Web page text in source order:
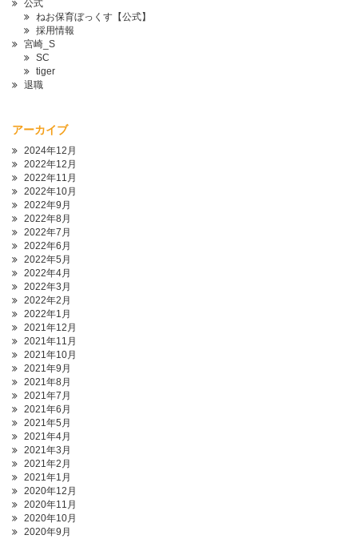
公式
ねお保育ぼっくす【公式】
採用情報
宮崎_S
SC
tiger
退職
アーカイブ
2024年12月
2022年12月
2022年11月
2022年10月
2022年9月
2022年8月
2022年7月
2022年6月
2022年5月
2022年4月
2022年3月
2022年2月
2022年1月
2021年12月
2021年11月
2021年10月
2021年9月
2021年8月
2021年7月
2021年6月
2021年5月
2021年4月
2021年3月
2021年2月
2021年1月
2020年12月
2020年11月
2020年10月
2020年9月